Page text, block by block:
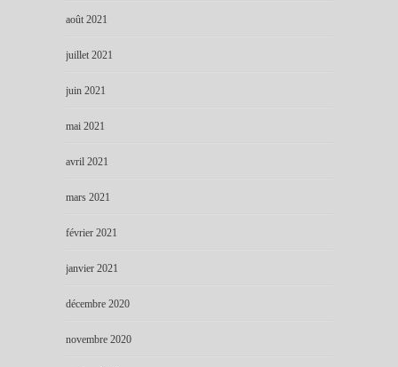
août 2021
juillet 2021
juin 2021
mai 2021
avril 2021
mars 2021
février 2021
janvier 2021
décembre 2020
novembre 2020